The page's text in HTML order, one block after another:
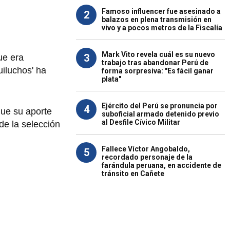
era
ha
su aporte
la selección
2
Famoso influencer fue asesinado a
balazos en plena transmisión en
vivo y a pocos metros de la Fiscalía
3
Mark Vito revela cuál es su nuevo
trabajo tras abandonar Perú de
forma sorpresiva: "Es fácil ganar
plata"
4
Ejército del Perú se pronuncia por
suboficial armado detenido previo
al Desfile Cívico Militar
5
Fallece Víctor Angobaldo,
recordado personaje de la
farándula peruana, en accidente de
tránsito en Cañete